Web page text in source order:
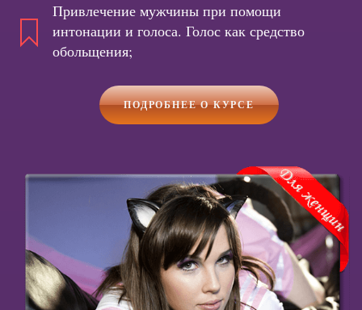
Привлечение мужчины при помощи
интонации и голоса. Голос как средство
обольщения;
ПОДРОБНЕЕ О КУРСЕ